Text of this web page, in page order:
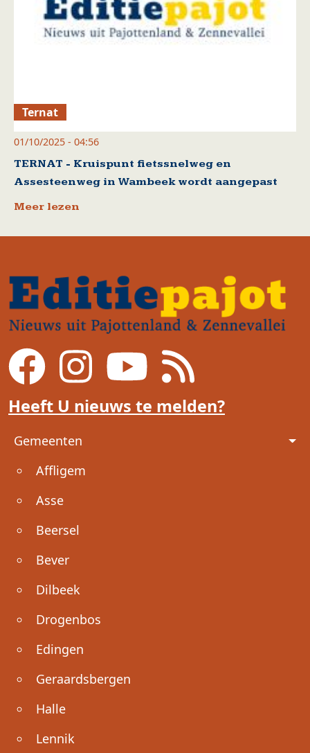
Ternat
01/10/2025 - 04:56
TERNAT - Kruispunt fietssnelweg en
Assesteenweg in Wambeek wordt aangepast
Meer lezen
Heeft U nieuws te melden?
Voet
Gemeenten
Affligem
Asse
Beersel
Bever
Dilbeek
Drogenbos
Edingen
Geraardsbergen
Halle
Lennik